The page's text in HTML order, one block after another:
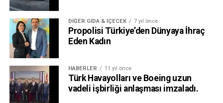
DIĞER GIDA & İÇECEK 7 yıl önce
Propolisi Türkiye’den Dünyaya İhraç
Eden Kadın
HABERLER 11 yıl önce
Türk Havayolları ve Boeing uzun
vadeli işbirliği anlaşması imzaladı.